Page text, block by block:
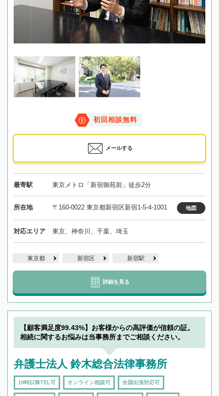
初回相談無料
メールする
最寄駅 東京メトロ「新宿御苑前」徒歩2分
所在地 〒160-0022 東京都新宿区新宿1-5-4-1001 地図
対応エリア 東京、神奈川、千葉、埼玉
東京都 新宿区 新宿駅
詳細を見る
【顧客満足度99.43%】お客様からの高評価が信頼の証。
相続に関するお悩みは当事務所までご相談ください。
弁護士法人 鈴木総合法律事務所
19時以降TEL可 オンライン相談可 全国出張対応可